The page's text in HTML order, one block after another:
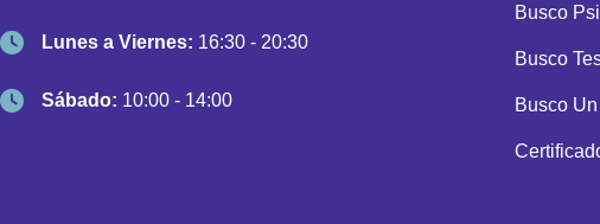
Lunes a Viernes: 16:30 - 20:30
Sábado: 10:00 - 14:00
Busco
Busco
Busco